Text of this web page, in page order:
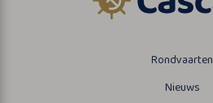
Rondvaarten
Nieuws